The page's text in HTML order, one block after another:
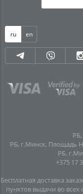
ru en
РБ, г.Минск, Площадь
РБ,
+375 17
Бесплатная доставка
пунктов выдачи во